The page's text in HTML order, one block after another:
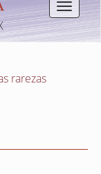
Toggle
rarezas